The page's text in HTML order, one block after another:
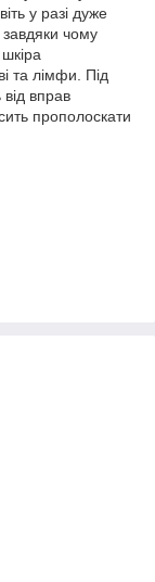
у разі дуже
чому
та лімфи. Під
вправ
прополоскати